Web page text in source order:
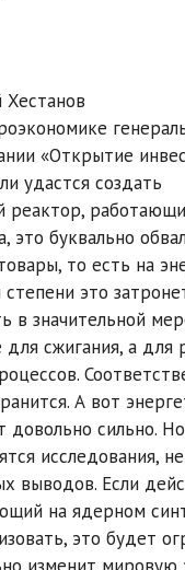
Хестанов
«Открытие
удастся создать
реактор,
это буквально
то есть на
это
в значительной
сжигания, а для
А вот
довольно сильно.
исследования,
выводов. Если
на ядерном
это будет